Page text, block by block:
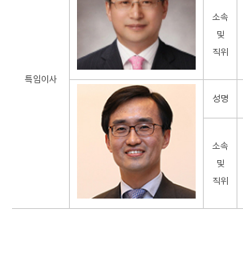
특임이사
소속
및
직위
성명
소속
및
직위